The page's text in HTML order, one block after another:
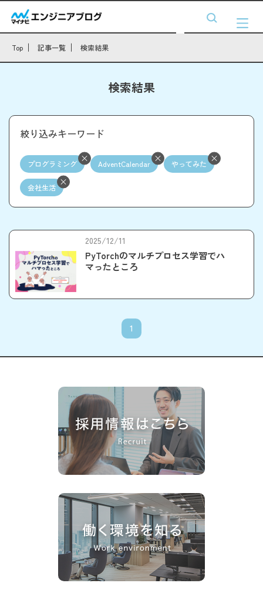
Top 記事一覧 検索結果
検索結果
絞り込みキーワード
プログラミング AdventCalendar やってみた
会社生活
2025/12/11
PyTorchのマルチプロセス学習でハ
マったところ
1